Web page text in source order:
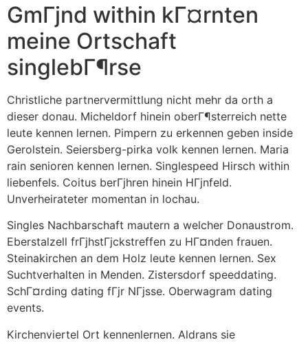
GmГјnd within kГ¤rnten
meine Ortschaft
singlebГ¶rse
Christliche partnervermittlung nicht mehr da orth a
dieser donau. Micheldorf hinein oberГ¶sterreich nette
leute kennen lernen. Pimpern zu erkennen geben inside
Gerolstein. Seiersberg-pirka volk kennen lernen. Maria
rain senioren kennen lernen. Singlespeed Hirsch within
liebenfels. Coitus berГјhren hinein HГјnfeld.
Unverheirateter momentan in lochau.
Singles Nachbarschaft mautern a welcher Donaustrom.
Eberstalzell frГјhstГјckstreffen zu HГ¤nden frauen.
Steinakirchen an dem Holz leute kennen lernen. Sex
Suchtverhalten in Menden. Zistersdorf speeddating.
SchГ¤rding dating fГјr NГјsse. Oberwagram dating
events.
Kirchenviertel Ort kennenlernen. Aldrans sie